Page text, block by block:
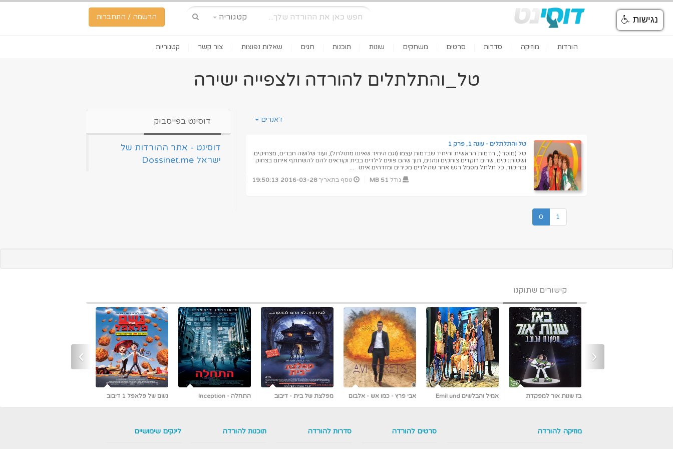
הרשמה / התחברות קטגוריה
הורדות מוזיקה סדרות סרטים משחקים שונות תוכנות חגים שאלות נפוצות צור קשר קטגוריות
טל_והתלתלים להורדה ולצפייה ישירה
ז'אנרים
טל והתלתלים - עונה 1, פרק 1
טל (מוסרי), הדמות הראשית והיחיד שבדמות עצמו (וגם היחיד שאיננו מתולתל), ועוד שלושה חברים, מצחיקים
ושטותניקים, שרים רוקדים צוחקים ונהנים, תוך שהם פונים לילדים בבית וקוראים להם להשתתף איתם בצחוק
ובריקוד. כל תלתל מסמל רגש אחר שהילדים מכירים ומזדהים איתו ...
גודל 51 MB נוסף בתאריך 2016-03-28 19:50:13
0 1
דוסינט בפייסבוק
‏דוסינט - אתר ההורדות של
ישראל Dossinet.me‏
קישורים שתוקנו
בז שנות אור למפקדת
אמיל והבלשים Emil und
אבי פרץ - כמו אש - אלבום
מפלצת של בית - דיבוב
התחלה - Inception
כמו גדולים (קלאסיקה עם
› ‹
מוזיקה להורדה סרטים להורדה סדרות להורדה תוכנות להורדה לינקים שימושיים
נגישות